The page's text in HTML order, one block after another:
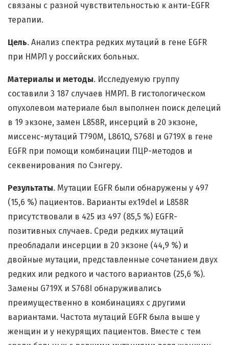
связаны с разной чувствительностью к анти-EGFR
терапии.
Цель. Анализ спектра редких мутаций в гене EGFR
при НМРЛ у российских больных.
Материалы и методы. Исследуемую группу
составили 3 187 случаев НМРЛ. В гистологическом
опухолевом материале был выполнен поиск делеций
в 19 экзоне, замен L858R, инсерций в 20 экзоне,
миссенс-мутаций T790M, L861Q, S768I и G719X в гене
EGFR при помощи комбинации ПЦР-методов и
секвенирования по Сэнгеру.
Результаты. Мутации EGFR были обнаружены у 497
(15,6 %) пациентов. Варианты ex19del и L858R
присутствовали в 425 из 497 (85,5 %) EGFR-
позитивных случаев. Среди редких мутаций
преобладали инсерции в 20 экзоне (44,9 %) и
двойные мутации, представленные сочетанием двух
редких или редкого и частого вариантов (25,6 %).
Замены G719X и S768I обнаруживались
преимущественно в комбинациях с другими
вариантами. Частота мутаций EGFR была выше у
женщин и у некурящих пациентов. Вместе с тем